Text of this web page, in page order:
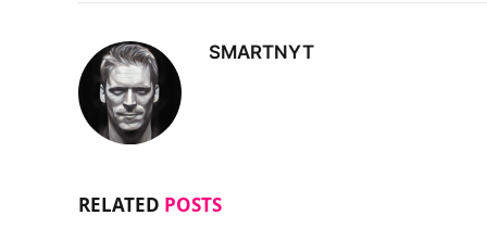
SMARTNYT
RELATED POSTS